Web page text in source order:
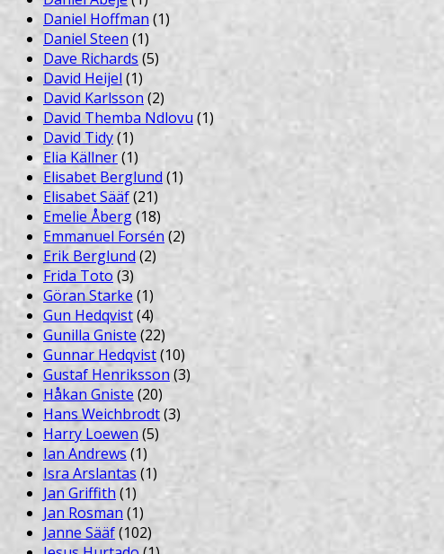
Daniel Hoffman (1)
Daniel Steen (1)
Dave Richards (5)
David Heijel (1)
David Karlsson (2)
David Themba Ndlovu (1)
David Tidy(1)
Elia Källner(1)
Elisabet Berglund (1)
Elisabet Sääf(21)
Emelie Åberg(18)
Emmanuel Forsén(2)
Erik Berglund(2)
Frida Toto (3)
Göran Starke (1)
Gun Hedqvist(4)
Gunilla Gniste (22)
Gunnar Hedqvist(10)
Gustaf Henriksson(3)
Håkan Gniste (20)
Hans Weichbrodt(3)
Harry Loewen(5)
Ian Andrews (1)
Isra Arslantas (1)
Jan Griffith(1)
Jan Rosman (1)
Janne Sääf(102)